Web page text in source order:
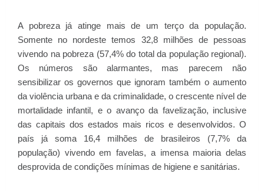
A pobreza já atinge mais de um terço da população.
Somente no nordeste temos 32,8 milhões de pessoas
vivendo na pobreza (57,4% do total da população regional).
Os números são alarmantes, mas parecem não
sensibilizar os governos que ignoram também o aumento
da violência urbana e da criminalidade, o crescente nível de
mortalidade infantil, e o avanço da favelização, inclusive
das capitais dos estados mais ricos e desenvolvidos. O
país já soma 16,4 milhões de brasileiros (7,7% da
população) vivendo em favelas, a imensa maioria delas
desprovida de condições mínimas de higiene e sanitárias.